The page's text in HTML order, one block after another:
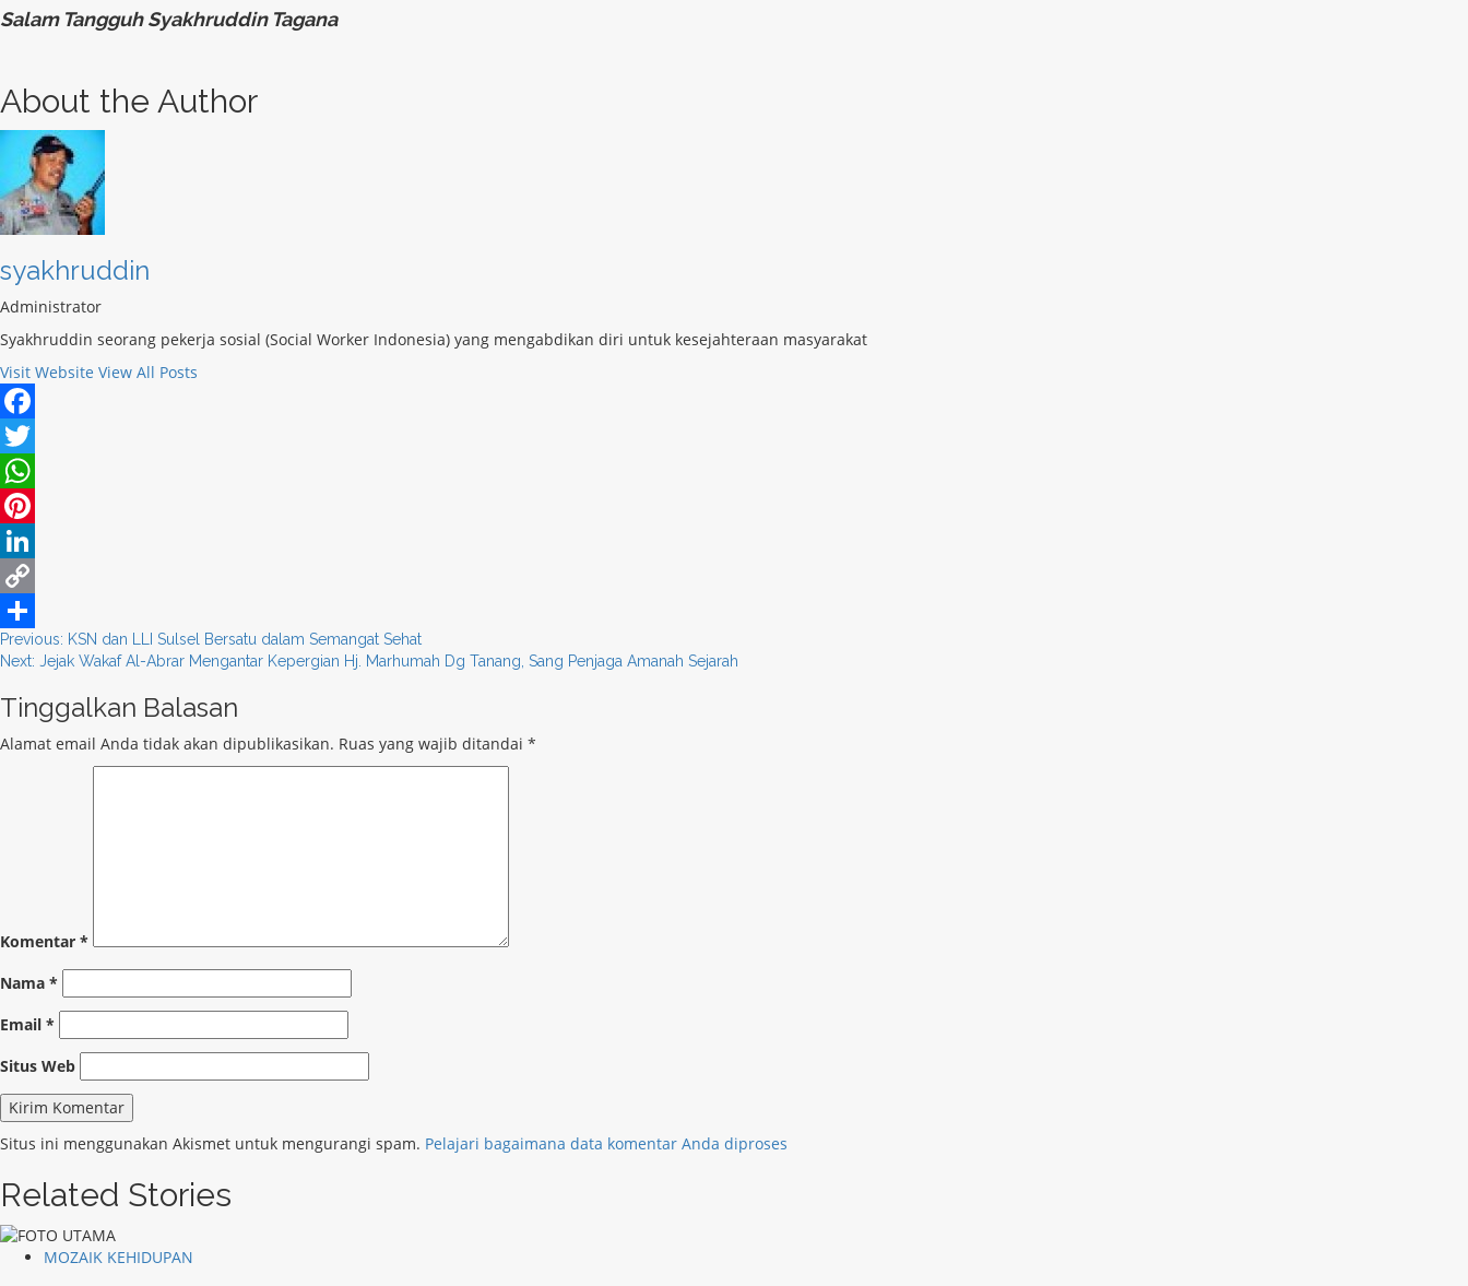
Salam Tangguh Syakhruddin Tagana
About the Author
syakhruddin
Administrator
Syakhruddin seorang pekerja sosial (Social Worker Indonesia) yang mengabdikan diri untuk kesejahteraan masyarakat
Visit Website View All Posts
Facebook
Twitter
WhatsApp
Pinterest
LinkedIn
Copy
Link
Share
Post
navigation
Previous: KSN dan LLI Sulsel Bersatu dalam Semangat Sehat
Next: Jejak Wakaf Al-Abrar Mengantar Kepergian Hj. Marhumah Dg Tanang, Sang Penjaga Amanah Sejarah
Tinggalkan Balasan
Alamat email Anda tidak akan dipublikasikan. Ruas yang wajib ditandai *
Komentar *
Nama *
Email *
Situs Web
Situs ini menggunakan Akismet untuk mengurangi spam. Pelajari bagaimana data komentar Anda diproses
Related Stories
MOZAIK KEHIDUPAN